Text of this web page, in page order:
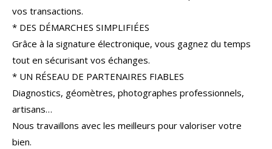
vos transactions.
* DES DÉMARCHES SIMPLIFIÉES
Grâce à la signature électronique, vous gagnez du temps
tout en sécurisant vos échanges.
* UN RÉSEAU DE PARTENAIRES FIABLES
Diagnostics, géomètres, photographes professionnels,
artisans…
Nous travaillons avec les meilleurs pour valoriser votre
bien.
RECHERCHER